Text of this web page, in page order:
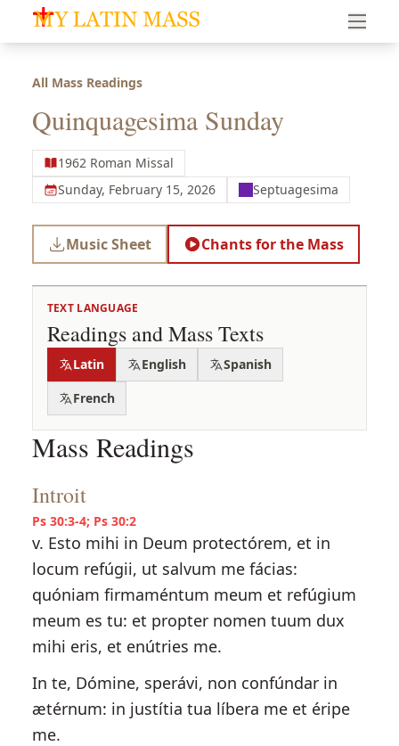
My Latin Mass - Traditional Latin Mass of South Florida
All Mass Readings
Quinquagesima Sunday
1962 Roman Missal
Sunday, February 15, 2026
Septuagesima
Music Sheet Chants for the Mass
TEXT LANGUAGE
Readings and Mass Texts
Latin English
Spanish
French
Mass Readings
Introit
Ps 30:3-4; Ps 30:2
v. Esto mihi in Deum protectórem, et in
locum refúgii, ut salvum me fácias:
quóniam firmaméntum meum et refúgium
meum es tu: et propter nomen tuum dux
mihi eris, et enútries me.
In te, Dómine, sperávi, non confúndar in
ætérnum: in justítia tua líbera me et éripe
me.